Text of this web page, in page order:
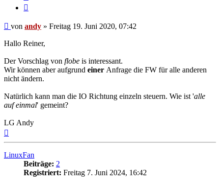
Beitrag
von andy » Freitag 19. Juni 2020, 07:42
Hallo Reiner,
Der Vorschlag von flobe is interessant.
Wir können aber aufgrund einer Anfrage die FW für alle anderen
nicht ändern.
Natürlich kann man die IO Richtung einzeln steuern. Wie ist 'alle
auf einmal' gemeint?
LG Andy
LinuxFan
Beiträge: 2
Registriert: Freitag 7. Juni 2024, 16:42